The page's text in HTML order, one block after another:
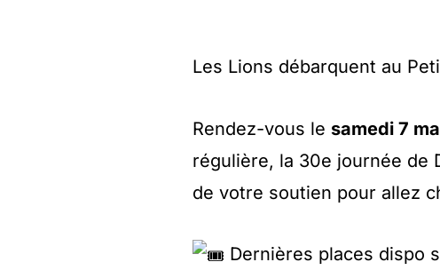
Les Lions débarquent au
Rendez-vous le samedi 7
régulière, la 30e journée de
de votre soutien pour allez
Dernières places dispo